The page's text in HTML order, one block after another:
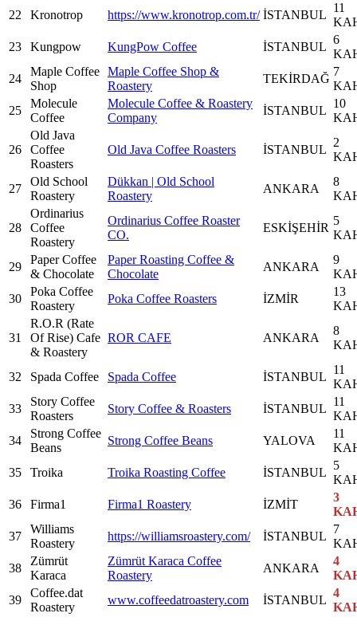
22 Kronotrop https://www.kronotrop.com.tr/ İSTANBUL
11
23
Kungpow KungPow Coffee İSTANBUL
6
24
Maple Coffee
Shop
Maple Coffee Shop &
Roastery
TEKİRDAĞ
7
25
Molecule
Coffee
Molecule Coffee & Roastery
Company
İSTANBUL
10
26
Old Java
Coffee
Roasters
Old Java Coffee Roasters İSTANBUL
2
27
Old School
Roastery
Dükkan | Old School
Roastery
ANKARA
8
28
Ordinarius
Coffee
Roastery
Ordinarius Coffee Roaster
CO.
ESKİŞEHİR
5
29
Paper Coffee
& Chocolate
Paper Roasting Coffee &
Chocolate
ANKARA
9
30
Poka Coffee
Roastery
Poka Coffee Roasters İZMİR
13
31
R.O.R (Rate
Of Rise) Cafe
& Roastery
ROR CAFE ANKARA
8
32 Spada Coffee Spada Coffee İSTANBUL
11
33
Story Coffee
Roasters
Story Coffee & Roasters İSTANBUL
11
34
Strong Coffee
Beans
Strong Coffee Beans YALOVA
11
35
Troika Troika Roasting Coffee İSTANBUL
5
36
Firma1 Firma1 Roastery İZMİT
3
37
Williams
Roastery
https://williamsroastery.com/ İSTANBUL
7
38
Zümrüt
Karaca
Zümrüt Karaca Coffee
Roastery
ANKARA
4
39
Coffee.dat
Roastery
www.coffeedatroastery.com İSTANBUL
4